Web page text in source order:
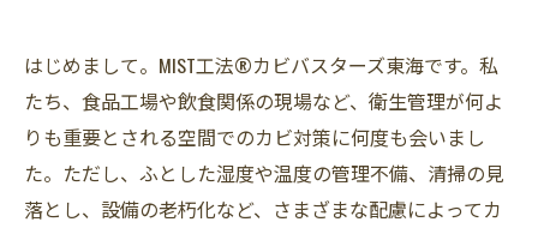
はじめまして。MIST工法®カビバスターズ東海です。私
たち、食品工場や飲食関係の現場など、衛生管理が何よ
りも重要とされる空間でのカビ対策に何度も会いまし
た。ただし、ふとした湿度や温度の管理不備、清掃の見
落とし、設備の老朽化など、さまざまな配慮によってカ